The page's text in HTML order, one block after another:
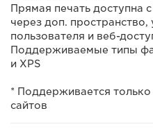
Прямая печать доступна
через доп.
пользователя и веб-
Поддерживаемые типы
и XPS
* Поддерживается
сайтов